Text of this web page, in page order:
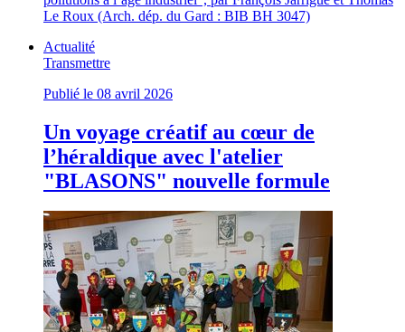
Le Roux (Arch. dép. du Gard : BIB BH 3047)
Actualité
Transmettre
Publié le 08 avril 2026
Un voyage créatif au cœur de
l’héraldique avec l'atelier
"BLASONS" nouvelle formule